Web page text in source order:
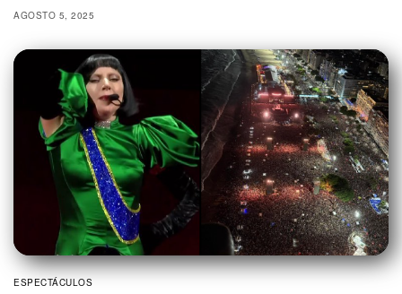
AGOSTO 5, 2025
ESPECTÁCULOS